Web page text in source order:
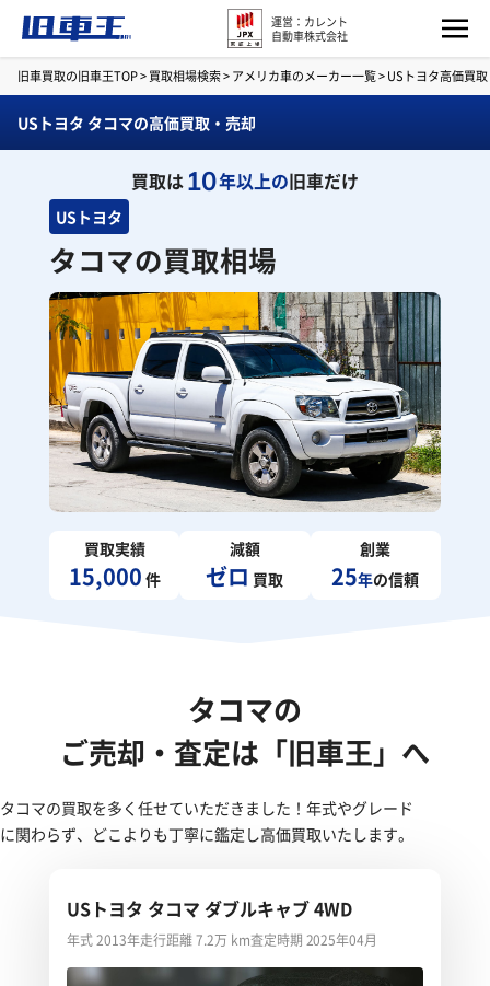
運営：カレント
自動車株式会社
旧車買取の旧車王TOP>買取相場検索>アメリカ車のメーカー一覧>USトヨタ高価買
USトヨタ タコマの高価買取・売却
買取は10年以上の旧車だけ
USトヨタ
タコマの買取相場
買取実績
15,000 件
減額
ゼロ 買取
創業
25年の信頼
タコマの
ご売却・査定は「旧車王」へ
タコマの買取を多く任せていただきました！年式やグレード
に関わらず、どこよりも丁寧に鑑定し高価買取いたします。
USトヨタ タコマ ダブルキャブ 4WD
年式 2013年走行距離 7.2万 km査定時期 2025年04月